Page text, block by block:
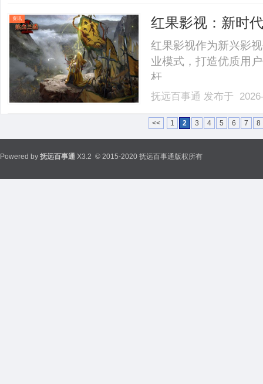
资讯 红果影视：新时
红果影视作为新兴影
业模式，打造优质用
杆。......
抚远百事通 发布于
<< 1 2 3 4 5 6 7 8
Powered by 抚远百事通 X3.2 © 2015-2020 抚远百事通版权所有